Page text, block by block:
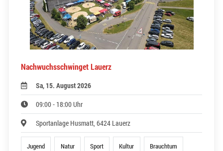
Nachwuchsschwinget Lauerz
Sa, 15. August 2026
09:00 - 18:00 Uhr
Sportanlage Husmatt, 6424 Lauerz
Jugend Natur Sport Kultur Brauchtum